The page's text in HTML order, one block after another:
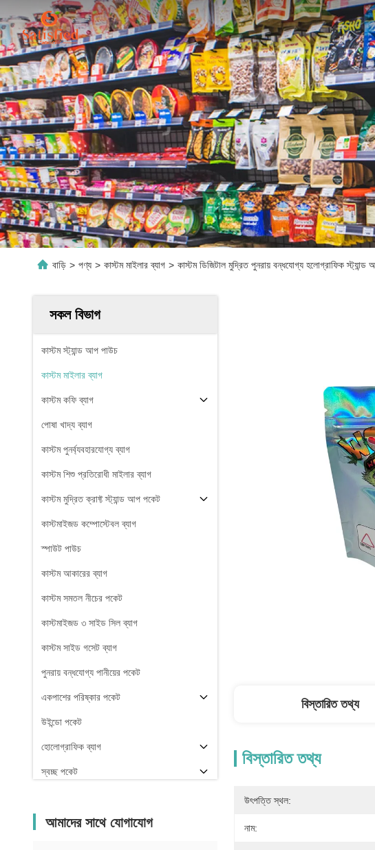
বাড়ি > পণ্য > কাস্টম মাইলার ব্যাগ > কাস্টম ডিজিটাল মুদ্রিত পুনরায় বন্ধযোগ্য হলোগ্রাফিক
সকল বিভাগ
কাস্টম স্ট্যান্ড আপ পাউচ
কাস্টম মাইলার ব্যাগ
কাস্টম কফি ব্যাগ
পোষা খাদ্য ব্যাগ
কাস্টম পুনর্ব্যবহারযোগ্য ব্যাগ
কাস্টম শিশু প্রতিরোধী মাইলার ব্যাগ
কাস্টম মুদ্রিত ক্রাফ্ট স্ট্যান্ড আপ পকেট
কাস্টমাইজড কম্পোস্টেবল ব্যাগ
স্পাউট পাউচ
কাস্টম আকারের ব্যাগ
কাস্টম সমতল নীচের পকেট
কাস্টমাইজড ৩ সাইড সিল ব্যাগ
কাস্টম সাইড গসেট ব্যাগ
পুনরায় বন্ধযোগ্য পানীয়ের পকেট
একপাশের পরিষ্কার পকেট
উইন্ডো পকেট
হোলোগ্রাফিক ব্যাগ
স্বচ্ছ পকেট
আমাদের সাথে যোগাযোগ
বিস্তারিত তথ্য
বিস্তারিত তথ্য
উৎপত্তি স্থল:
নাম: